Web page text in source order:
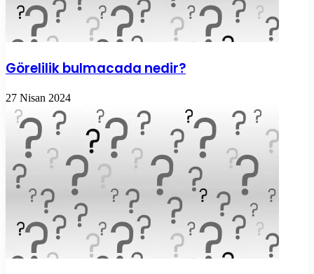
Görelilik bulmacada nedir?
27 Nisan 2024